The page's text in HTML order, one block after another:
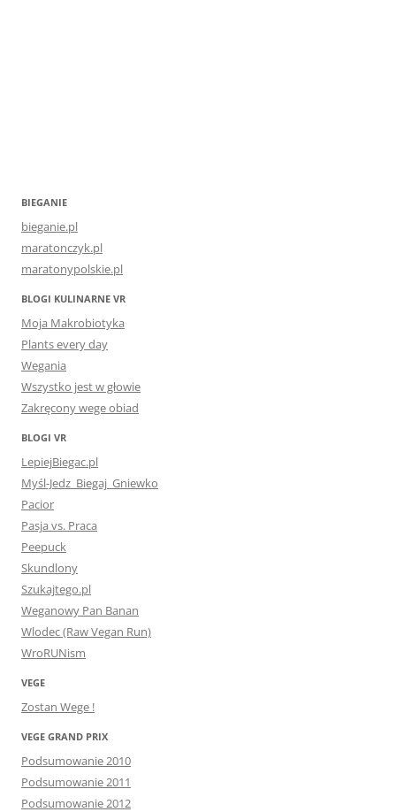
BIEGANIE
bieganie.pl
maratonczyk.pl
maratonypolskie.pl
BLOGI KULINARNE VR
Moja Makrobiotyka
Plants every day
Wegania
Wszystko jest w głowie
Zakręcony wege obiad
BLOGI VR
LepiejBiegac.pl
Myśl-Jedz_Biegaj_Gniewko
Pacior
Pasja vs. Praca
Peepuck
Skundlony
Szukajtego.pl
Weganowy Pan Banan
Wlodec (Raw Vegan Run)
WroRUNism
VEGE
Zostan Wege !
VEGE GRAND PRIX
Podsumowanie 2010
Podsumowanie 2011
Podsumowanie 2012